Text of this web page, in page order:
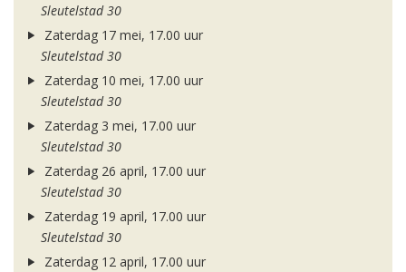
Sleutelstad 30
Zaterdag 17 mei, 17.00 uur
Sleutelstad 30
Zaterdag 10 mei, 17.00 uur
Sleutelstad 30
Zaterdag 3 mei, 17.00 uur
Sleutelstad 30
Zaterdag 26 april, 17.00 uur
Sleutelstad 30
Zaterdag 19 april, 17.00 uur
Sleutelstad 30
Zaterdag 12 april, 17.00 uur